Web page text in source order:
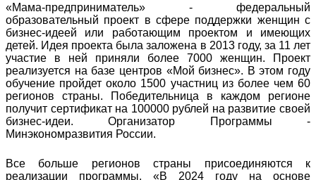
«Мама-предприниматель» - федеральный
образовательный проект в сфере поддержки женщин с
бизнес-идеей или работающим проектом и имеющих
детей. Идея проекта была заложена в 2013 году, за 11 лет
участие в ней приняли более 7000 женщин. Проект
реализуется на базе центров «Мой бизнес». В этом году
обучение пройдет около 1500 участниц из более чем 60
регионов страны. Победительница в каждом регионе
получит сертификат на 100000 рублей на развитие своей
бизнес-идеи. Организатор Программы -
Минэкономразвития России.
Все больше регионов страны присоединяются к
реализации программы. «В 2024 году на основе